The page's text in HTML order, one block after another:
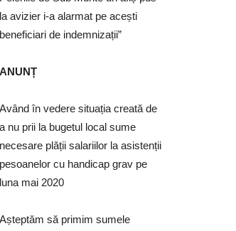
la avizier i-a alarmat pe acești
beneficiari de indemnizații”
ANUNȚ
Având în vedere situația creată de
a nu prii la bugetul local sume
necesare plății salariilor la asistenții
pesoanelor cu handicap grav pe
luna mai 2020
Așteptăm să primim sumele